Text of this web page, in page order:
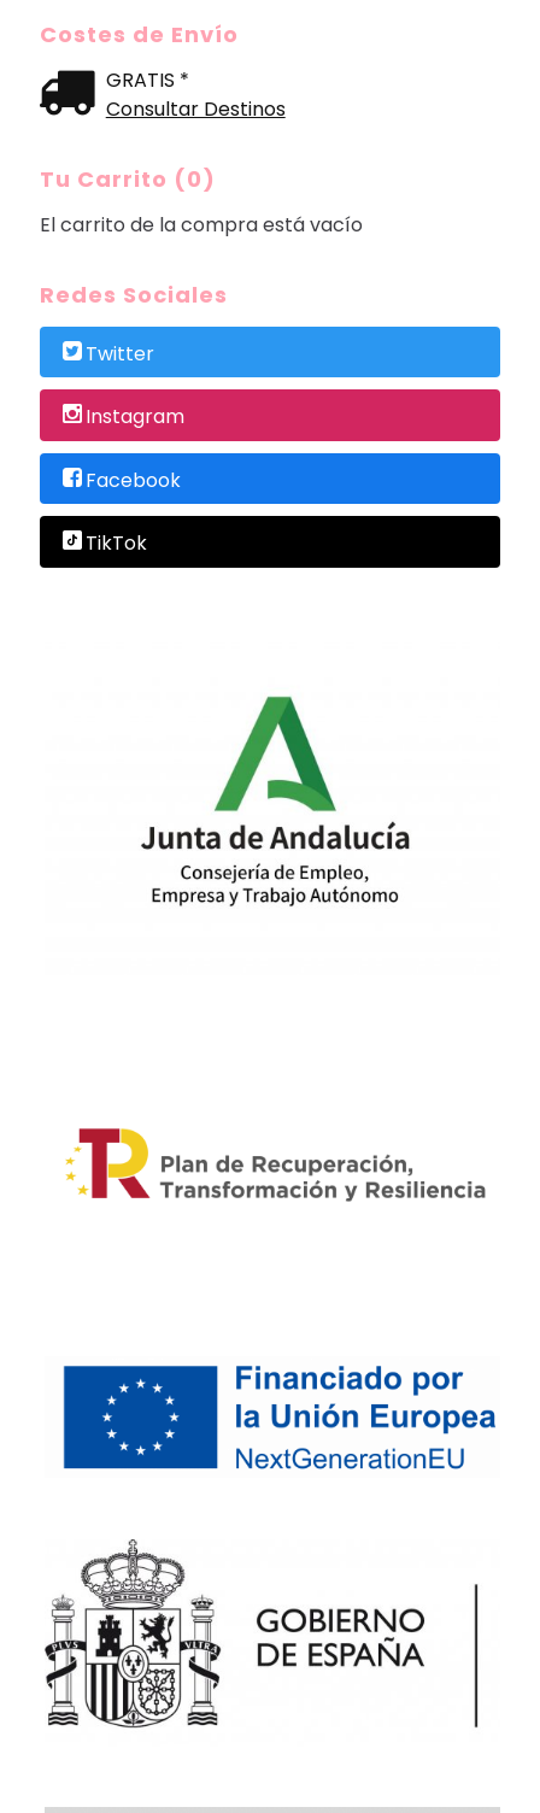
Costes de Envío
GRATIS *
Consultar Destinos
Tu Carrito (0)
El carrito de la compra está vacío
Redes Sociales
Twitter
Instagram
Facebook
TikTok